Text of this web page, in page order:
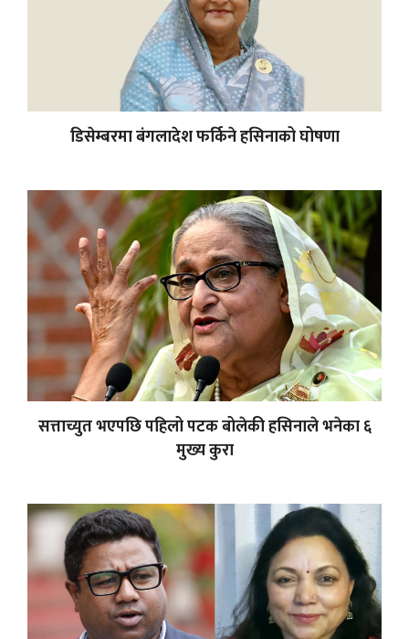
डिसेम्बरमा बंगलादेश फर्किने हसिनाको घोषणा
सत्ताच्युत भएपछि पहिलो पटक बोलेकी हसिनाले भनेका ६
मुख्य कुरा